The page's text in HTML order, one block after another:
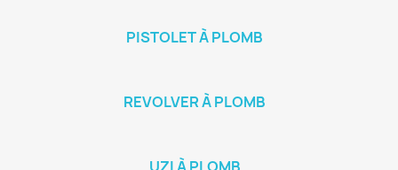
PISTOLET À PLOMB
REVOLVER À PLOMB